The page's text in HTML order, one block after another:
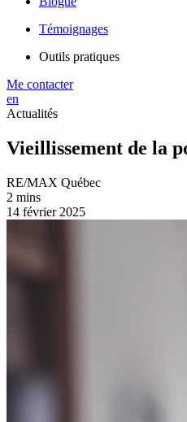
Témoignages
Outils pratiques
Me contacter
en
Actualités
Vieillissement de la
RE/MAX Québec
2 mins
14 février 2025